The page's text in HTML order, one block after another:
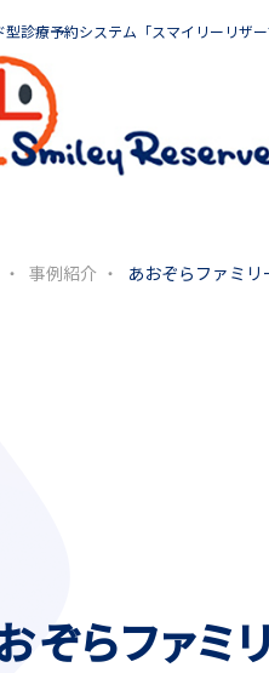
型診療予約システム「スマイリーリザー
事例紹介 あおぞらファミ
ぞらファミ